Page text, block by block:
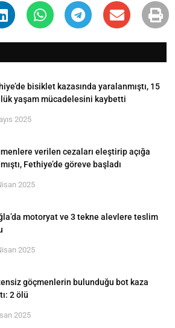
bisiklet kazasında yaralanmıştı, 15
yaşam mücadelesini kaybetti
2025
verilen cezaları eleştirip açığa
Fethiye’de göreve başladı
2025
motoryat ve 3 tekne alevlere teslim
2025
göçmenlerin bulunduğu bot kaza
2 ölü
2025